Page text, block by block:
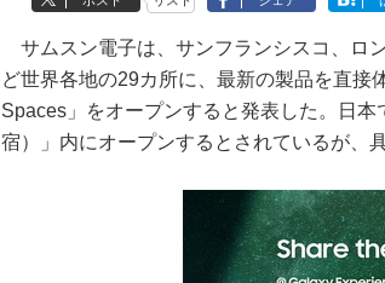
サムスン電子は、サンフランシスコ、ロ
ど世界各地の29カ所に、最新の製品を直接
Spaces」をオープンすると発表した。日
宿）」内にオープンするとされているが、